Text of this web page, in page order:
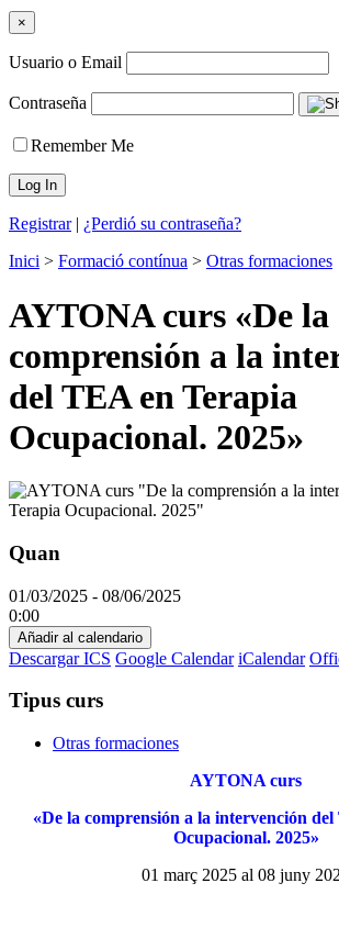
×
Usuario o Email
Contraseña
Remember Me
Registrar| ¿Perdió su contraseña?
Inici > Formació contínua > Otras formaciones
AYTONA curs «De la
comprensión a la
del TEA en Terapia
Ocupacional. 2025»
Quan
01/03/2025 - 08/06/2025
0:00
Añadir al calendario
Descargar ICS Google Calendar iCalendar
Tipus curs
Otras formaciones
AYTONA curs
«De la comprensión a la intervención
Ocupacional. 2025»
01 març 2025 al 08 juny